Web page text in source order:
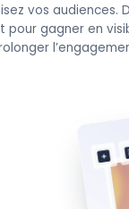
vos audiences.
gagner en